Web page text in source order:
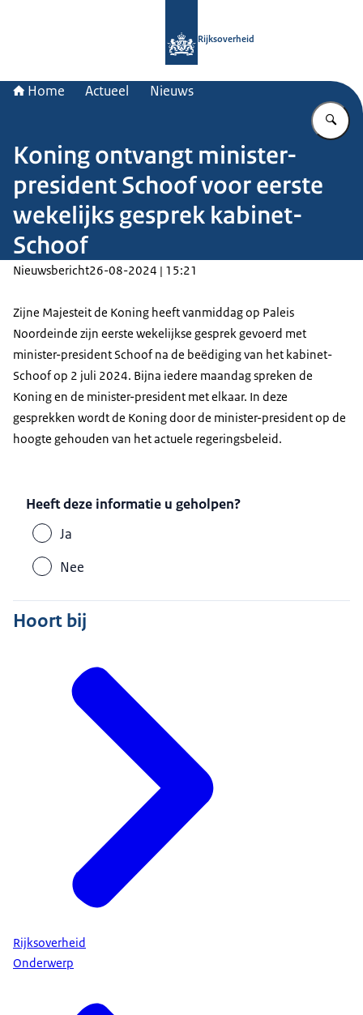
Rijksoverheid
Home Actueel Nieuws
Koning ontvangt minister-
president Schoof voor eerste
wekelijks gesprek kabinet-
Schoof
Nieuwsbericht26-08-2024 | 15:21
Zijne Majesteit de Koning heeft vanmiddag op Paleis
Noordeinde zijn eerste wekelijkse gesprek gevoerd met
minister-president Schoof na de beëdiging van het kabinet-
Schoof op 2 juli 2024. Bijna iedere maandag spreken de
Koning en de minister-president met elkaar. In deze
gesprekken wordt de Koning door de minister-president op de
hoogte gehouden van het actuele regeringsbeleid.
Heeft deze informatie u geholpen?
Ja
Nee
Hoort bij
Rijksoverheid
Onderwerp